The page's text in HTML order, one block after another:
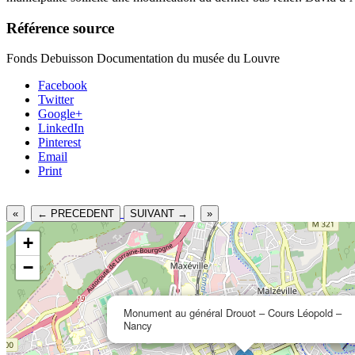
Référence source
Fonds Debuisson Documentation du musée du Louvre
Facebook
Twitter
Google+
LinkedIn
Pinterest
Email
Print
« ← PRECEDENT SUIVANT → »
Monument au général Drouot – Cours Léopold –
Nancy
+
−